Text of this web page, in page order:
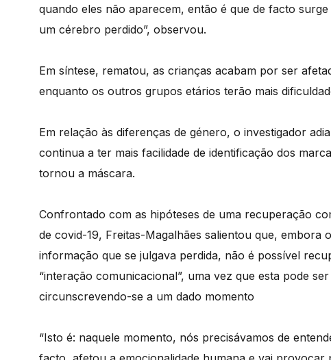
quando eles não aparecem, então é que de facto
um cérebro perdido”, observou.
Em síntese, rematou, as crianças acabam por ser
enquanto os outros grupos etários terão mais
Em relação às diferenças de género, o investigador
continua a ter mais facilidade de identificação dos
tornou a máscara.
Confrontado com as hipóteses de uma recuperação
de covid-19, Freitas-Magalhães salientou que,
informação que se julgava perdida, não é possível
“interação comunicacional”, uma vez que esta pode
circunscrevendo-se a um dado momento
“Isto é: naquele momento, nós precisávamos de